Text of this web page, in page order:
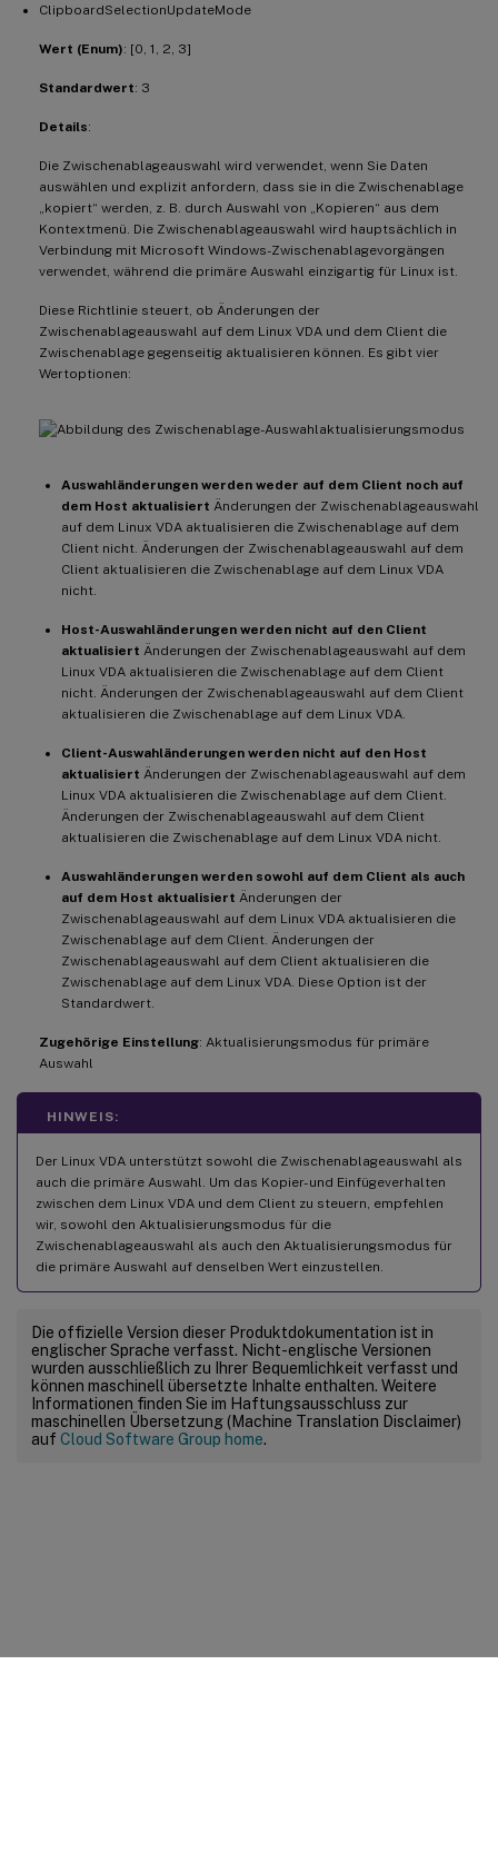
ClipboardSelectionUpdateMode
Wert (Enum): [0, 1, 2, 3]
Standardwert: 3
Details:
Die Zwischenablageauswahl wird verwendet, wenn Sie Daten
auswählen und explizit anfordern, dass sie in die Zwischenablage
„kopiert“ werden, z. B. durch Auswahl von „Kopieren“ aus dem
Kontextmenü. Die Zwischenablageauswahl wird hauptsächlich in
Verbindung mit Microsoft Windows-Zwischenablagevorgängen
verwendet, während die primäre Auswahl einzigartig für Linux ist.
Diese Richtlinie steuert, ob Änderungen der
Zwischenablageauswahl auf dem Linux VDA und dem Client die
Zwischenablage gegenseitig aktualisieren können. Es gibt vier
Wertoptionen:
Auswahländerungen werden weder auf dem Client noch auf
dem Host aktualisiert Änderungen der Zwischenablageauswahl
auf dem Linux VDA aktualisieren die Zwischenablage auf dem
Client nicht. Änderungen der Zwischenablageauswahl auf dem
Client aktualisieren die Zwischenablage auf dem Linux VDA
nicht.
Host-Auswahländerungen werden nicht auf den Client
aktualisiert Änderungen der Zwischenablageauswahl auf dem
Linux VDA aktualisieren die Zwischenablage auf dem Client
nicht. Änderungen der Zwischenablageauswahl auf dem Client
aktualisieren die Zwischenablage auf dem Linux VDA.
Client-Auswahländerungen werden nicht auf den Host
aktualisiert Änderungen der Zwischenablageauswahl auf dem
Linux VDA aktualisieren die Zwischenablage auf dem Client.
Änderungen der Zwischenablageauswahl auf dem Client
aktualisieren die Zwischenablage auf dem Linux VDA nicht.
Auswahländerungen werden sowohl auf dem Client als auch
auf dem Host aktualisiert Änderungen der
Zwischenablageauswahl auf dem Linux VDA aktualisieren die
Zwischenablage auf dem Client. Änderungen der
Zwischenablageauswahl auf dem Client aktualisieren die
Zwischenablage auf dem Linux VDA. Diese Option ist der
Standardwert.
Zugehörige Einstellung: Aktualisierungsmodus für primäre
Auswahl
HINWEIS:
Der Linux VDA unterstützt sowohl die Zwischenablageauswahl als
auch die primäre Auswahl. Um das Kopier- und Einfügeverhalten
zwischen dem Linux VDA und dem Client zu steuern, empfehlen
wir, sowohl den Aktualisierungsmodus für die
Zwischenablageauswahl als auch den Aktualisierungsmodus für
die primäre Auswahl auf denselben Wert einzustellen.
Die offizielle Version dieser Produktdokumentation ist in
englischer Sprache verfasst. Nicht-englische Versionen
wurden ausschließlich zu Ihrer Bequemlichkeit verfasst und
können maschinell übersetzte Inhalte enthalten. Weitere
Informationen finden Sie im Haftungsausschluss zur
maschinellen Übersetzung (Machine Translation Disclaimer)
auf Cloud Software Group home.